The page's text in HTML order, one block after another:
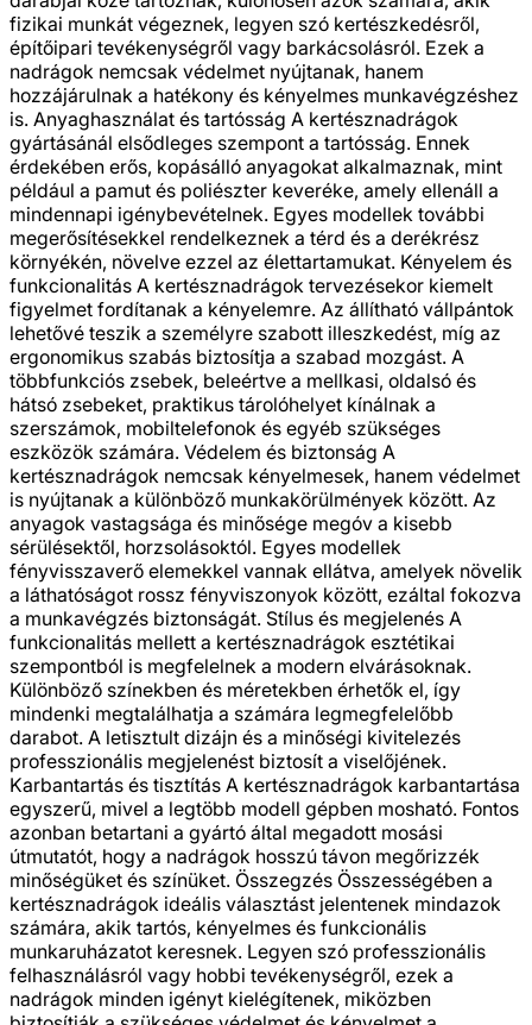
fizikai munkát végeznek, legyen szó kertészkedésről,
építőipari tevékenységről vagy barkácsolásról. Ezek a
nadrágok nemcsak védelmet nyújtanak, hanem
hozzájárulnak a hatékony és kényelmes munkavégzéshez
is. Anyaghasználat és tartósság A kertésznadrágok
gyártásánál elsődleges szempont a tartósság. Ennek
érdekében erős, kopásálló anyagokat alkalmaznak, mint
például a pamut és poliészter keveréke, amely ellenáll a
mindennapi igénybevételnek. Egyes modellek további
megerősítésekkel rendelkeznek a térd és a derékrész
környékén, növelve ezzel az élettartamukat. Kényelem és
funkcionalitás A kertésznadrágok tervezésekor kiemelt
figyelmet fordítanak a kényelemre. Az állítható vállpántok
lehetővé teszik a személyre szabott illeszkedést, míg az
ergonomikus szabás biztosítja a szabad mozgást. A
többfunkciós zsebek, beleértve a mellkasi, oldalsó és
hátsó zsebeket, praktikus tárolóhelyet kínálnak a
szerszámok, mobiltelefonok és egyéb szükséges
eszközök számára. Védelem és biztonság A
kertésznadrágok nemcsak kényelmesek, hanem védelmet
is nyújtanak a különböző munkakörülmények között. Az
anyagok vastagsága és minősége megóv a kisebb
sérülésektől, horzsolásoktól. Egyes modellek
fényvisszaverő elemekkel vannak ellátva, amelyek növelik
a láthatóságot rossz fényviszonyok között, ezáltal fokozva
a munkavégzés biztonságát. Stílus és megjelenés A
funkcionalitás mellett a kertésznadrágok esztétikai
szempontból is megfelelnek a modern elvárásoknak.
Különböző színekben és méretekben érhetők el, így
mindenki megtalálhatja a számára legmegfelelőbb
darabot. A letisztult dizájn és a minőségi kivitelezés
professzionális megjelenést biztosít a viselőjének.
Karbantartás és tisztítás A kertésznadrágok karbantartása
egyszerű, mivel a legtöbb modell gépben mosható. Fontos
azonban betartani a gyártó által megadott mosási
útmutatót, hogy a nadrágok hosszú távon megőrizzék
minőségüket és színüket. Összegzés Összességében a
kertésznadrágok ideális választást jelentenek mindazok
számára, akik tartós, kényelmes és funkcionális
munkaruházatot keresnek. Legyen szó professzionális
felhasználásról vagy hobbi tevékenységről, ezek a
nadrágok minden igényt kielégítenek, miközben